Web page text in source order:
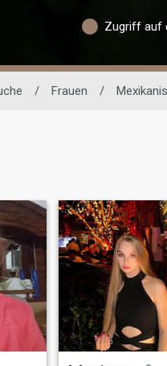
Zugriff auf
/ Frauen /